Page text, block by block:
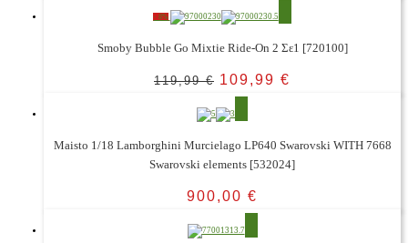
- 8%
Smoby Bubble Go Mixtie Ride-On 2 Σε1 [720100]
119,99€ 109,99 €
Maisto 1/18 Lamborghini Murcielago LP640 Swarovski WITH 7668
Swarovski elements [532024]
900,00 €